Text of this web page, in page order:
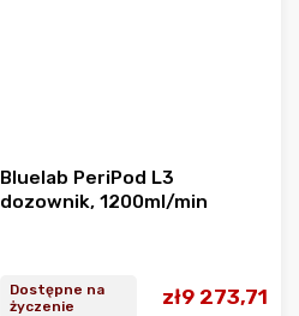
Bluelab PeriPod L3
dozownik, 1200ml/min
Dostępne na
życzenie
zł9 273,71